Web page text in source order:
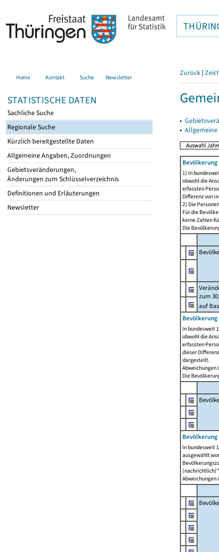
Home Kontakt Suche Newsletter
STATISTISCHE DATEN
Sachliche Suche
Regionale Suche
Kürzlich bereitgestellte Daten
Allgemeine Angaben, Zuordnungen
Gebietsveränderungen,
Änderungen zum Schlüsselverzeichnis
Definitionen und Erläuterungen
Newsletter
Zurück |
▸
▸
1) In
obwohl die
erfassten
Differenz von
2) Die
Für die
keine Zahlen
Die
zum
auf
Bevölkerung
In bundesweit
obwohl die
erfassten
dieser
dargestellt.
Abweichungen
Die
In bundesweit
ausgewählt
Abweichungen